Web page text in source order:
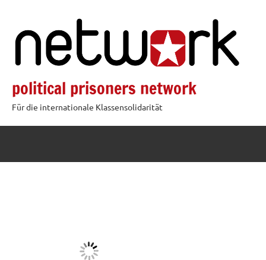
springen
political prisoners network
Für die internationale Klassensolidarität